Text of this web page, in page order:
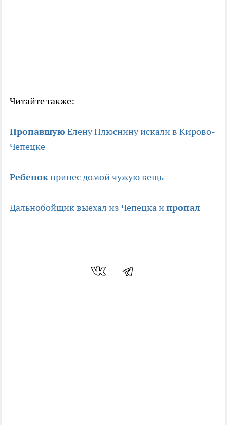
Читайте также:
Пропавшую Елену Плюснину искали в Кирово-
Чепецке
Ребенокпринес домой чужую вещь
Дальнобойщик выехал из Чепецка ипропал